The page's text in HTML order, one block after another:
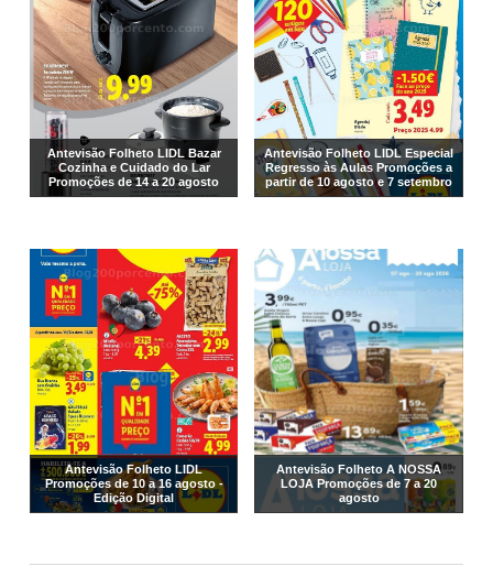
Antevisão Folheto LIDL Bazar
Cozinha e Cuidado do Lar
Promoções de 14 a 20 agosto
Antevisão Folheto LIDL Especial
Regresso às Aulas Promoções a
partir de 10 agosto e 7 setembro
Antevisão Folheto LIDL
Promoções de 10 a 16 agosto -
Edição Digital
Antevisão Folheto A NOSSA
LOJA Promoções de 7 a 20
agosto